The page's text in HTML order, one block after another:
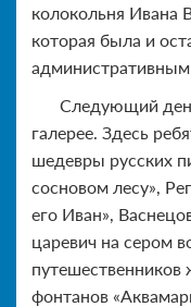
колокольня Ивана
которая была и
Следующий
галерее. Здесь
шедевры русских
сосновом лесу»,
его Иван»,
царевич на сером
фонтанов